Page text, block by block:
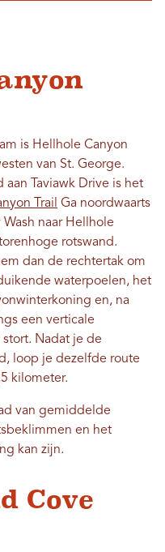
is Hellhole Canyon
van St. George.
Taviawk Drive is het
Trail Ga noordwaarts
naar Hellhole
rotswand.
dan de rechtertak om
waterpoelen, het
en, na
een verticale
Nadat je de
loop je dezelfde route
kilometer.
van gemiddelde
en het
kan zijn.
Cove